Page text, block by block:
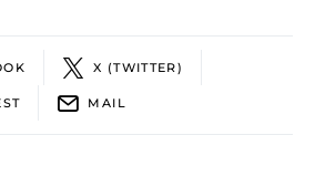
X (TWITTER)
MAIL